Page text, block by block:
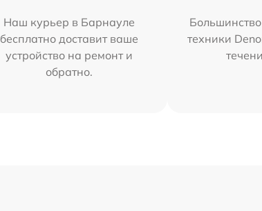
Наш курьер в Барнауле
бесплатно доставит ваше
устройство на ремонт и
обратно.
техники